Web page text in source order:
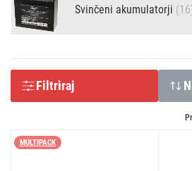
Svinčeni akumulatorji
Filtriraj
MULTIPACK